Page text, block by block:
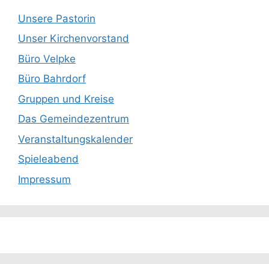
Unsere Pastorin
Unser Kirchenvorstand
Büro Velpke
Büro Bahrdorf
Gruppen und Kreise
Das Gemeindezentrum
Veranstaltungskalender
Spieleabend
Impressum